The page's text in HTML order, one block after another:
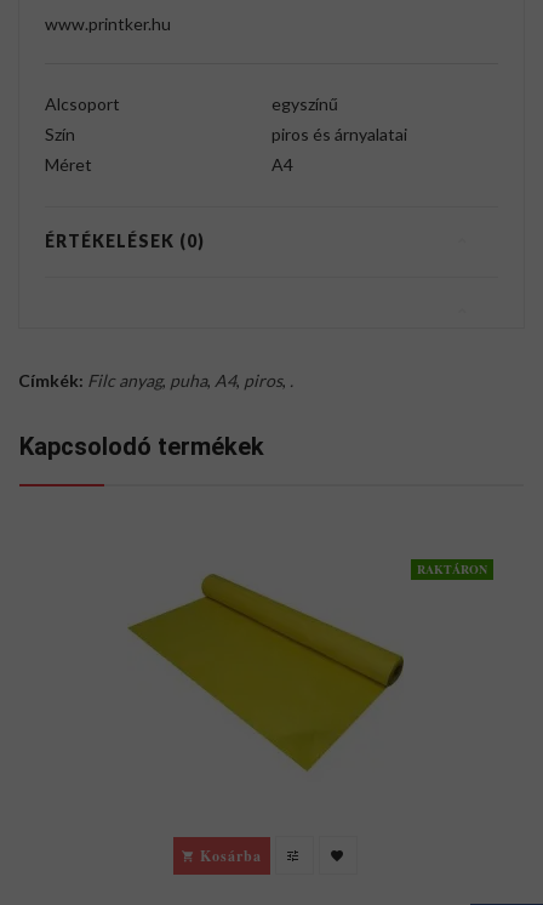
www.printker.hu
Alcsoport
egyszínű
Szín
piros és árnyalatai
Méret
A4
ÉRTÉKELÉSEK (0)
Címkék: Filc anyag, puha, A4, piros, .
Kapcsolodó termékek
RAKTÁRON
Kosárba